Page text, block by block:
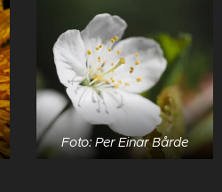
Foto: Per Einar Bårde